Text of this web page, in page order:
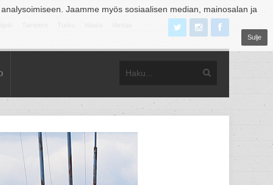
Jaamme myös sosiaalisen median, mainosalan ja
Sulje